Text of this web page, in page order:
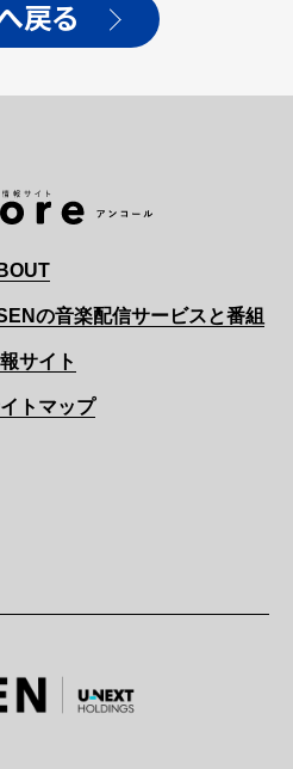
戻る
の音楽配信サービスと番組
サイト
トマップ